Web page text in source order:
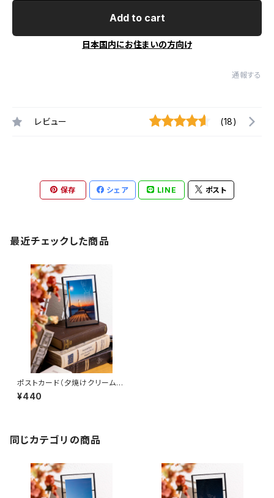
Add to cart
日本国内にお住まいの方向け
通報する
レビュー (18)
保存 シェア LINE ポスト
最近チェックした商品
ポストカード（夕焼けクリームソ
ーダ）
¥440
同じカテゴリの商品